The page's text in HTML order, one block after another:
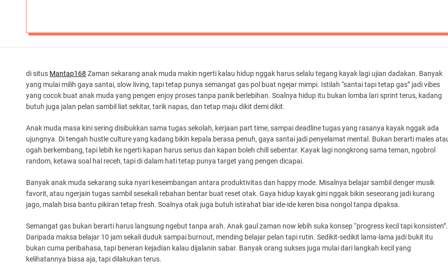
di situs Mantap168 Zaman sekarang anak muda makin ngerti kalau hidup nggak harus selalu tegang kayak lagi ujian dadakan. Banyak
yang mulai milih gaya santai, slow living, tapi tetap punya semangat gas pol buat ngejar mimpi. Istilah “santai tapi tetap gas” jadi vibes
yang cocok buat anak muda yang pengen enjoy proses tanpa panik berlebihan. Soalnya hidup itu bukan lomba lari sprint terus, kadang
butuh juga jalan pelan sambil liat sekitar, tarik napas, dan tetap maju dikit demi dikit.
Anak muda masa kini sering disibukkan sama tugas sekolah, kerjaan part time, sampai deadline tugas yang rasanya kayak nggak ada
ujungnya. Di tengah hustle culture yang kadang bikin kepala berasa penuh, gaya santai jadi penyelamat mental. Bukan berarti males
ogah berkembang, tapi lebih ke ngerti kapan harus serius dan kapan boleh chill sebentar. Kayak lagi nongkrong sama teman, ngobrol
random, ketawa soal hal receh, tapi di dalam hati tetap punya target yang pengen dicapai.
Banyak anak muda sekarang suka nyari keseimbangan antara produktivitas dan happy mode. Misalnya belajar sambil denger musik
favorit, atau ngerjain tugas sambil sesekali rebahan bentar buat reset otak. Gaya hidup kayak gini nggak bikin seseorang jadi kurang
jago, malah bisa bantu pikiran tetap fresh. Soalnya otak juga butuh istirahat biar ide-ide keren bisa nongol tanpa dipaksa.
Semangat gas bukan berarti harus langsung ngebut tanpa arah. Anak gaul zaman now lebih suka konsep “progress kecil tapi konsisten”.
Daripada maksa belajar 10 jam sekali duduk sampai burnout, mending belajar pelan tapi rutin. Sedikit-sedikit lama-lama jadi bukit itu
bukan cuma peribahasa, tapi beneran kejadian kalau dijalanin sabar. Banyak orang sukses juga mulai dari langkah kecil yang
kelihatannya biasa aja, tapi dilakukan terus.